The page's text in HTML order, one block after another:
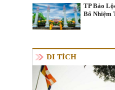
TP Bảo
Bổ Nhiệm
DI TÍCH